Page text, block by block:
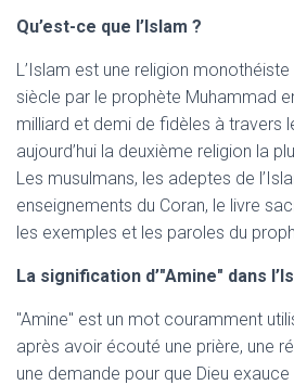
Qu’est-ce que l’Islam ?
L’Islam est une religion
siècle par le prophète Muhammad
milliard et demi de fidèles à travers
aujourd’hui la deuxième religion la
Les musulmans, les adeptes de
enseignements du Coran, le livre
les exemples et les paroles du
La signification d’"Amine" dans
"Amine" est un mot couramment
après avoir écouté une prière, une
une demande pour que Dieu